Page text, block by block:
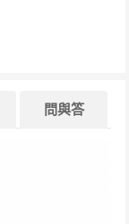
問與答